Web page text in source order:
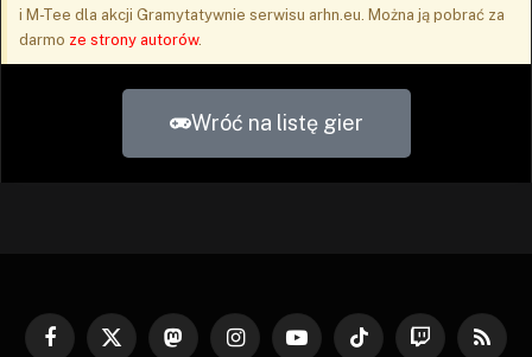
i M-Tee dla akcji Gramytatywnie serwisu arhn.eu. Można ją pobrać za
darmo ze strony autorów.
Wróć na listę gier
Facebook
X MastodonInstagramYouTubeTikTok Twitch RSS